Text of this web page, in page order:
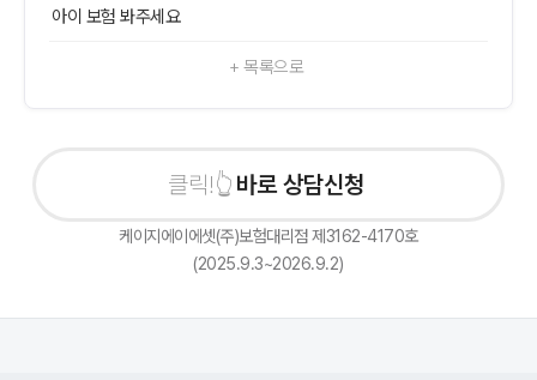
아이 보험 봐주세요
+ 목록으로
바로 상담신청하기
케이지에이에셋(주)보험대리점 제3162-4170호
(2025.9.3~2026.9.2)